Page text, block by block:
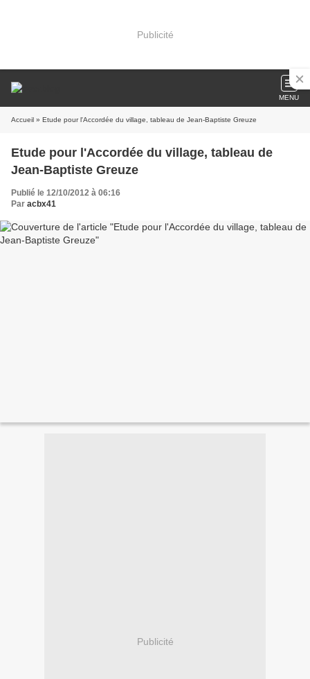
Publicité
MENU
Accueil » Etude pour l'Accordée du village, tableau de Jean-Baptiste Greuze
Etude pour l'Accordée du village, tableau de
Jean-Baptiste Greuze
Publié le 12/10/2012 à 06:16
Par acbx41
Publicité